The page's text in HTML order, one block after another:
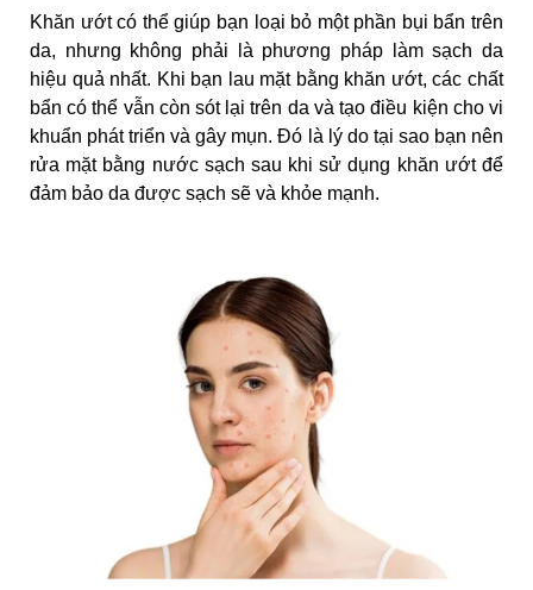
Khăn ướt có thể giúp bạn loại bỏ một phần bụi bẩn trên
da, nhưng không phải là phương pháp làm sạch da
hiệu quả nhất. Khi bạn lau mặt bằng khăn ướt, các chất
bẩn có thể vẫn còn sót lại trên da và tạo điều kiện cho vi
khuẩn phát triển và gây mụn. Đó là lý do tại sao bạn nên
rửa mặt bằng nước sạch sau khi sử dụng khăn ướt để
đảm bảo da được sạch sẽ và khỏe mạnh.